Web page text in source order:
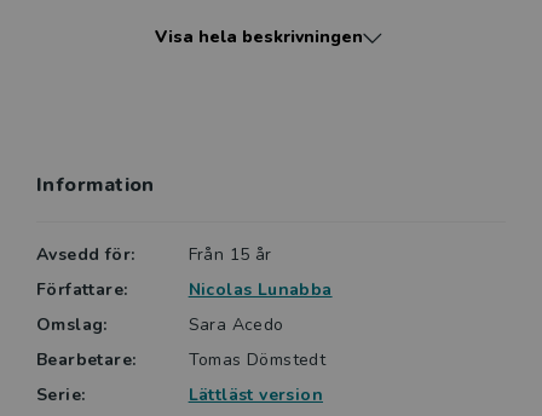
du ledsen om jag dör? Boken blev en enorm kritiker-
Lättlästa böcker från Vilja är ofta något kortare, har
en vuxen läsare. Viljas böcker är indelade i sex nivåer,
Visa hela beskrivningen
Information
Avsedd för:
Från 15 år
Författare:
Nicolas Lunabba
Omslag:
Sara Acedo
Bearbetare:
Tomas Dömstedt
Serie:
Lättläst version